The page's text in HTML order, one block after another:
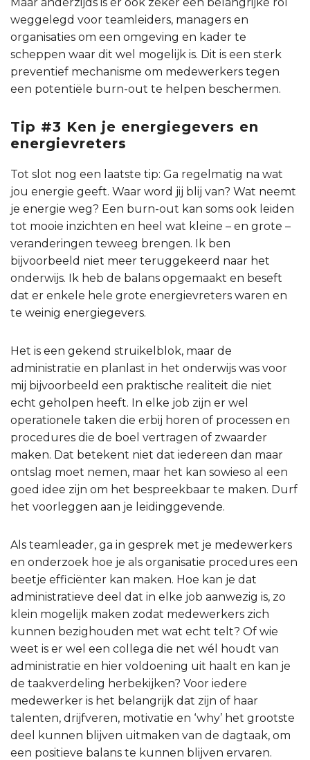
weggelegd voor teamleiders, managers en
organisaties om een omgeving en kader te
scheppen waar dit wel mogelijk is. Dit is een sterk
preventief mechanisme om medewerkers tegen
een potentiële burn-out te helpen beschermen.
Tip #3 Ken je energiegevers en
energievreters
Tot slot nog een laatste tip: Ga regelmatig na wat
jou energie geeft. Waar word jij blij van? Wat neemt
je energie weg? Een burn-out kan soms ook leiden
tot mooie inzichten en heel wat kleine – en grote –
veranderingen teweeg brengen. Ik ben
bijvoorbeeld niet meer teruggekeerd naar het
onderwijs. Ik heb de balans opgemaakt en beseft
dat er enkele hele grote energievreters waren en
te weinig energiegevers.
Het is een gekend struikelblok, maar de
administratie en planlast in het onderwijs was voor
mij bijvoorbeeld een praktische realiteit die niet
echt geholpen heeft. In elke job zijn er wel
operationele taken die erbij horen of processen en
procedures die de boel vertragen of zwaarder
maken. Dat betekent niet dat iedereen dan maar
ontslag moet nemen, maar het kan sowieso al een
goed idee zijn om het bespreekbaar te maken. Durf
het voorleggen aan je leidinggevende.
Als teamleader, ga in gesprek met je medewerkers
en onderzoek hoe je als organisatie procedures een
beetje efficiënter kan maken. Hoe kan je dat
administratieve deel dat in elke job aanwezig is, zo
klein mogelijk maken zodat medewerkers zich
kunnen bezighouden met wat echt telt? Of wie
weet is er wel een collega die net wél houdt van
administratie en hier voldoening uit haalt en kan je
de taakverdeling herbekijken? Voor iedere
medewerker is het belangrijk dat zijn of haar
talenten, drijfveren, motivatie en ‘why’ het grootste
deel kunnen blijven uitmaken van de dagtaak, om
een positieve balans te kunnen blijven ervaren.